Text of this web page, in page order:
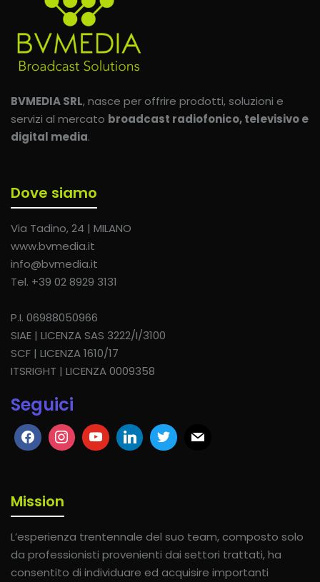
BVMEDIA SRL, nasce per offrire prodotti, soluzioni e
servizi al mercato broadcast radiofonico, televisivo e
digital media.
Dove siamo
Via Tadino, 24 | MILANO
www.bvmedia.it
info@bvmedia.it
Tel. +39 02 8929 3131
P.I. 06988050966
SIAE | LICENZA SAS 3222/I/3100
SCF | LICENZA 1610/17
ITSRIGHT | LICENZA 0009358
Seguici
Mission
L’esperienza trentennale del suo team, composto solo
da professionisti provenienti dai settori trattati, ha
consentito di individuare ed acquisire importanti